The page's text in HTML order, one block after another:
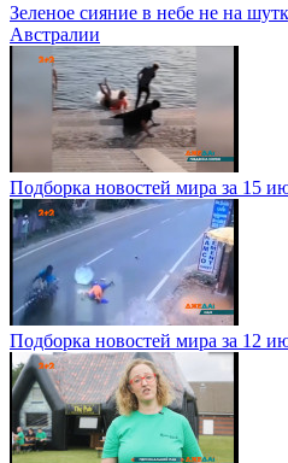
Зеленое сияние в небе не на
Австралии
Подборка новостей мира за 15
Подборка новостей мира за 12